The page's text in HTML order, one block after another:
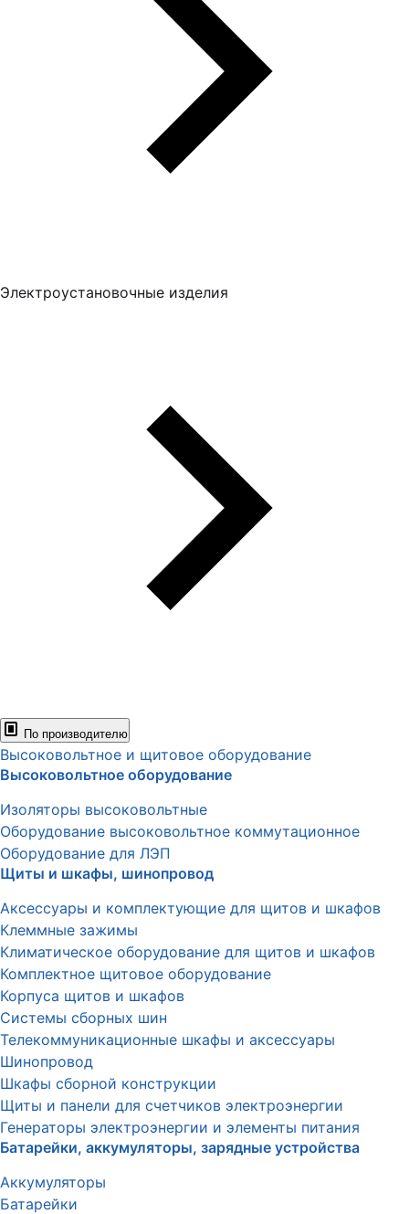
Электроустановочные изделия
По производителю
Высоковольтное и щитовое оборудование
Высоковольтное оборудование
Изоляторы высоковольтные
Оборудование высоковольтное коммутационное
Оборудование для ЛЭП
Щиты и шкафы, шинопровод
Аксессуары и комплектующие для щитов и шкафов
Клеммные зажимы
Климатическое оборудование для щитов и шкафов
Комплектное щитовое оборудование
Корпуса щитов и шкафов
Системы сборных шин
Телекоммуникационные шкафы и аксессуары
Шинопровод
Шкафы сборной конструкции
Щиты и панели для счетчиков электроэнергии
Генераторы электроэнергии и элементы питания
Батарейки, аккумуляторы, зарядные устройства
Аккумуляторы
Батарейки